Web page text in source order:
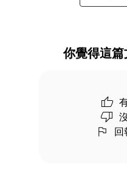
你覺得這
回